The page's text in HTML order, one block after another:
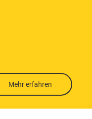
Mehr erfahren